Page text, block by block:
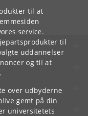
til at
service.
til
uddannelser
og til at
over udbyderne
gemt på din
universitetets